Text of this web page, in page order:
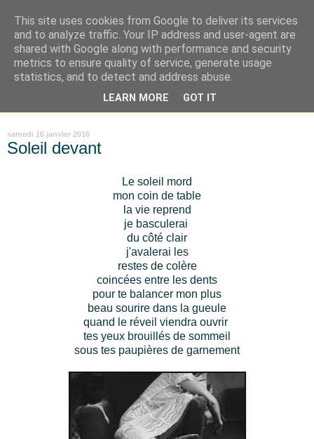
Là où je suis née
"Les temps sont durs pour les rêveurs" mais shush shush,
j'ai le cœur à l'affût et j'ouvre mon carnet de peau. « Soyez
vous-même, tous les autres sont déjà pris. » Oscar Wilde
samedi 16 janvier 2016
Soleil devant
Le soleil mord
mon coin de table
la vie reprend
je basculerai
du côté clair
j'avalerai les
restes de colère
coincées entre les dents
pour te balancer mon plus
beau sourire dans la gueule
quand le réveil viendra ouvrir
tes yeux brouillés de sommeil
sous tes paupières de garnement
This site uses cookies from Google to deliver its services
and to analyze traffic. Your IP address and user-agent are
shared with Google along with performance and security
metrics to ensure quality of service, generate usage
statistics, and to detect and address abuse.
LEARN MORE GOT IT